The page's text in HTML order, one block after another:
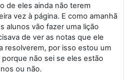
de eles ainda não terem
vez à página. E como amanhã
alunos vão fazer uma lição
de ver as notas que ele
resolverem, por isso estou um
não sei se eles estão
ou não.